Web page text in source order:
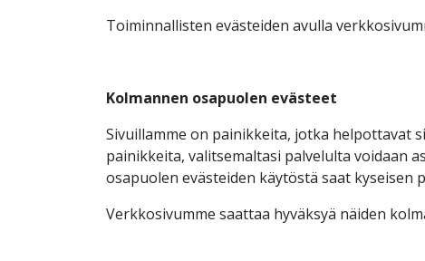
Toiminnallisten evästeiden avulla
Kolmannen osapuolen evästeet
Sivuillamme on painikkeita, jotka helpottavat
painikkeita, valitsemaltasi palvelulta voidaan
osapuolen evästeiden käytöstä saat kyseisen
Verkkosivumme saattaa hyväksyä näiden